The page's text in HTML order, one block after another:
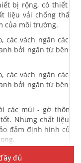
bị rộng, có thiết kế
liệu vải chống thấm
của môi trường.
các vách ngăn cách
bởi ngăn từ bên
các vách ngăn cách
bởi ngăn từ bên
các múi - gờ thông
Nhưng chất liệu
đảm định hình của
đủ